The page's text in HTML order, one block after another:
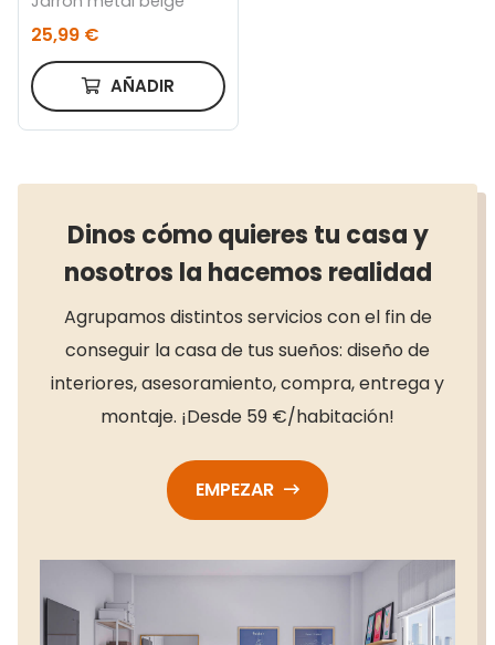
25,99 €
AÑADIR
Dinos cómo quieres tu casa y
nosotros la hacemos realidad
Agrupamos distintos servicios con el fin de
conseguir la casa de tus sueños: diseño de
interiores, asesoramiento, compra, entrega y
montaje. ¡Desde 59 €/habitación!
EMPEZAR